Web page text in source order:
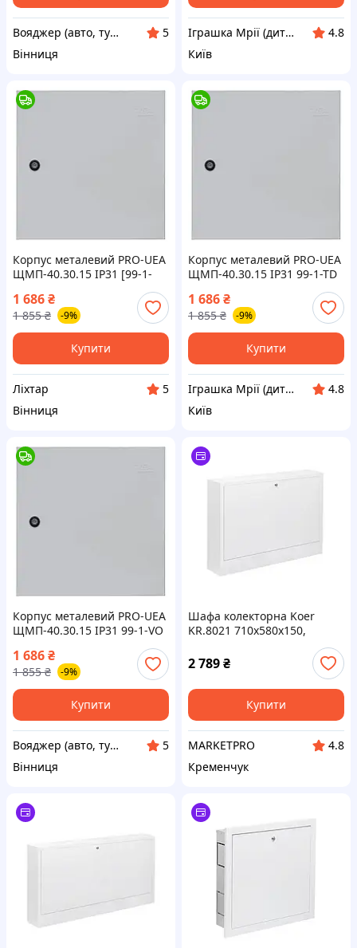
Вояджер (авто, туризм, спорт)
5
Вінниця
Іграшка Мрії (дитячі, авто, туризм)
4.8
Київ
Корпус металевий PRO-UEA
ЩМП-40.30.15 IP31 [99-1-
1 686₴
1 855 ₴ -9%
Купити
Ліхтар
5
Вінниця
Корпус металевий PRO-UEA
ЩМП-40.30.15 IP31 99-1-TD
1 686₴
1 855 ₴ -9%
Купити
Іграшка Мрії (дитячі, авто, туризм)
4.8
Київ
Корпус металевий PRO-UEA
ЩМП-40.30.15 IP31 99-1-VO
1 686₴
1 855 ₴ -9%
Купити
Вояджер (авто, туризм, спорт)
5
Вінниця
Шафа колекторна Koer
KR.8021 710x580x150,
2 789₴
Купити
MARKETPRO
4.8
Кременчук